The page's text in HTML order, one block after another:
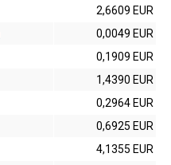
2,6609 EUR
0,0049 EUR
0,1909 EUR
1,4390 EUR
0,2964 EUR
0,6925 EUR
4,1355 EUR